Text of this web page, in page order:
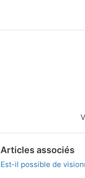
Articles associés
Est-il possible de